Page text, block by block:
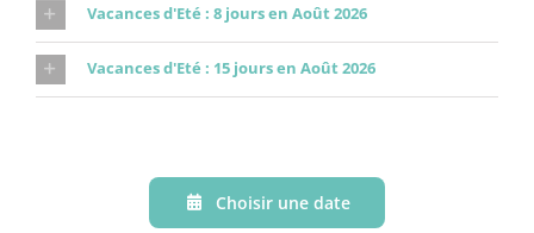
Vacances d'Eté : 8 jours en Août 2026
Vacances d'Eté : 15 jours en Août 2026
Choisir une date